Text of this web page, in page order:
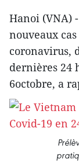
Hanoi (VNA)
nouveaux
coronavirus,
dernières 24
6octobre, a